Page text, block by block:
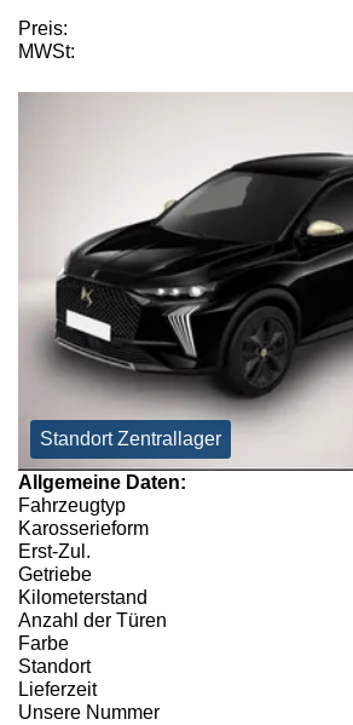
Preis:
MWSt:
Standort Zentrallager
Allgemeine Daten:
Fahrzeugtyp
Karosserieform
Erst-Zul.
Getriebe
Kilometerstand
Anzahl der Türen
Farbe
Standort
Lieferzeit
Unsere Nummer